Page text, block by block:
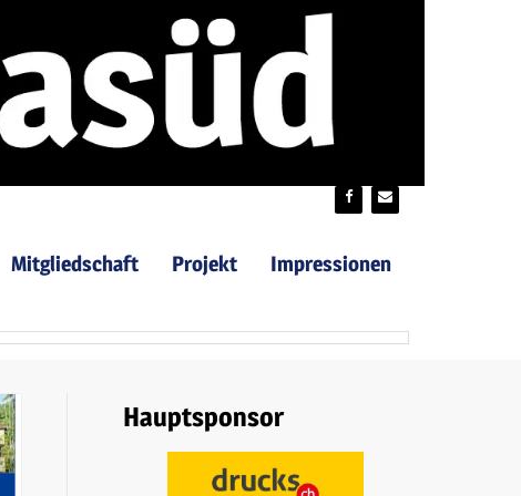
Mitgliedschaft Projekt Impressionen
Hauptsponsor